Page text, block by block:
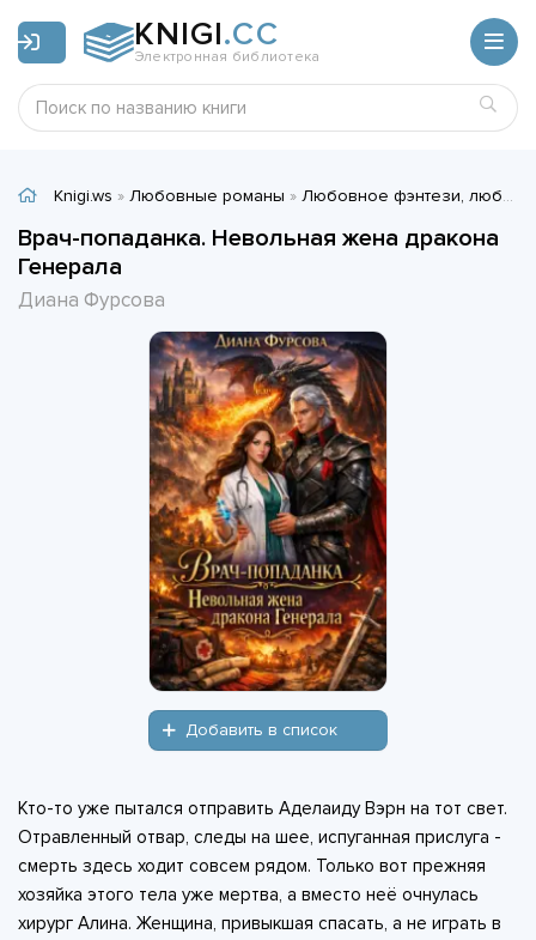
KNIGI.CC
Электронная библиотека
Knigi.ws » Любовные романы » Любовное фэнтези, любовно-фантастические романы
Врач-попаданка. Невольная жена дракона
Генерала
Диана Фурсова
Добавить в список
Кто-то уже пытался отправить Аделаиду Вэрн на тот свет.
Отравленный отвар, следы на шее, испуганная прислуга -
смерть здесь ходит совсем рядом. Только вот прежняя
хозяйка этого тела уже мертва, а вместо неё очнулась
хирург Алина. Женщина, привыкшая спасать, а не играть в